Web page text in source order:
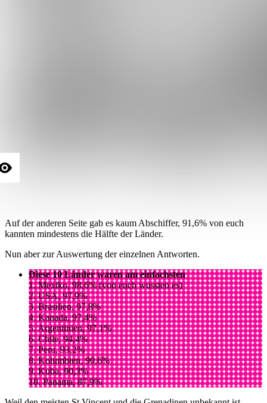
Auf der anderen Seite gab es kaum Abschiffer, 91,6% von euch
kannten mindestens die Hälfte der Länder.
Nun aber zur Auswertung der einzelnen Antworten.
Diese 10 Länder waren am einfachsten
1. Mexiko, 98,6% (von euch wussten es)
2. USA, 97,9%
3. Brasilien, 97,8%
4. Kanada, 97,4%
5. Argentinien, 97,1%
6. Chile, 94,4%
7. Peru, 93,2%
8. Kolumbien, 90,6%
9. Kuba, 90,3%
10. Panama, 87,9%